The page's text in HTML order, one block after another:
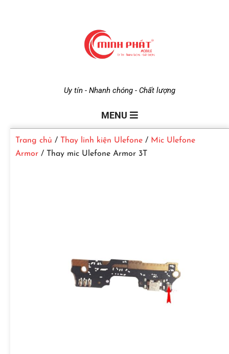
i
n
Uy tín - Nhanh chóng - Chất lượng
MENU
Trang chủ / Thay linh kiện Ulefone / Mic Ulefone
Armor / Thay mic Ulefone Armor 3T